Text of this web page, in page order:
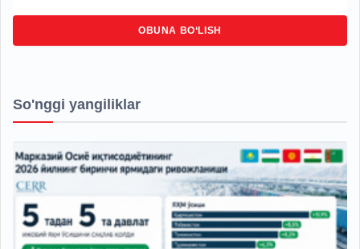
OBUNA BO‘LISH
So'nggi yangiliklar